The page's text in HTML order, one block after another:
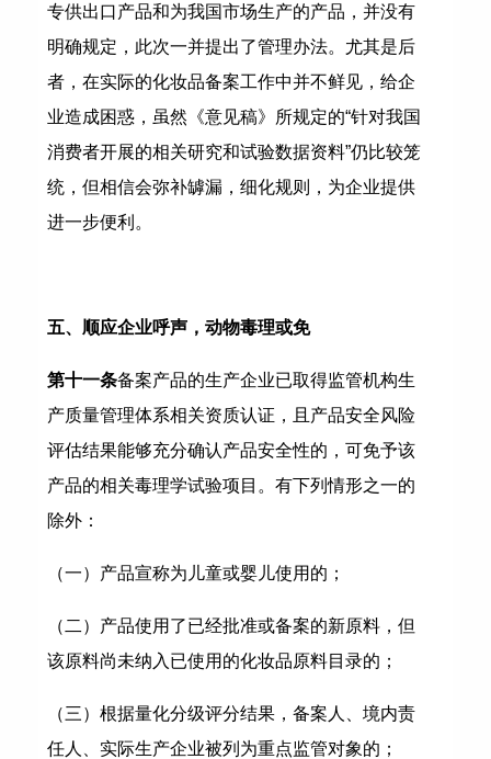
专供出口产品和为我国市场生产的产品，并没有
明确规定，此次一并提出了管理办法。尤其是后
者，在实际的化妆品备案工作中并不鲜见，给企
业造成困惑，虽然《意见稿》所规定的“针对我国
消费者开展的相关研究和试验数据资料”仍比较笼
统，但相信会弥补罅漏，细化规则，为企业提供
进一步便利。
五、顺应企业呼声，动物毒理或免
第十一条备案产品的生产企业已取得监管机构生
产质量管理体系相关资质认证，且产品安全风险
评估结果能够充分确认产品安全性的，可免予该
产品的相关毒理学试验项目。有下列情形之一的
除外：
（一）产品宣称为儿童或婴儿使用的；
（二）产品使用了已经批准或备案的新原料，但
该原料尚未纳入已使用的化妆品原料目录的；
（三）根据量化分级评分结果，备案人、境内责
任人、实际生产企业被列为重点监管对象的；